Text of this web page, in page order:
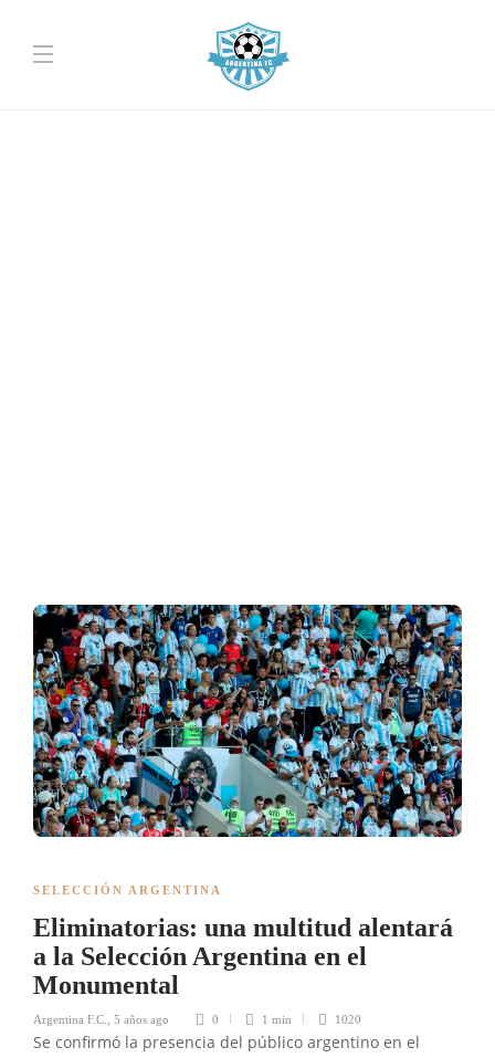
SELECCIÓN ARGENTINA
Eliminatorias: una multitud alentará
a la Selección Argentina en el
Monumental
Argentina F.C. 5 años ago 0 1 min 1020
Se confirmó la presencia del público argentino en el